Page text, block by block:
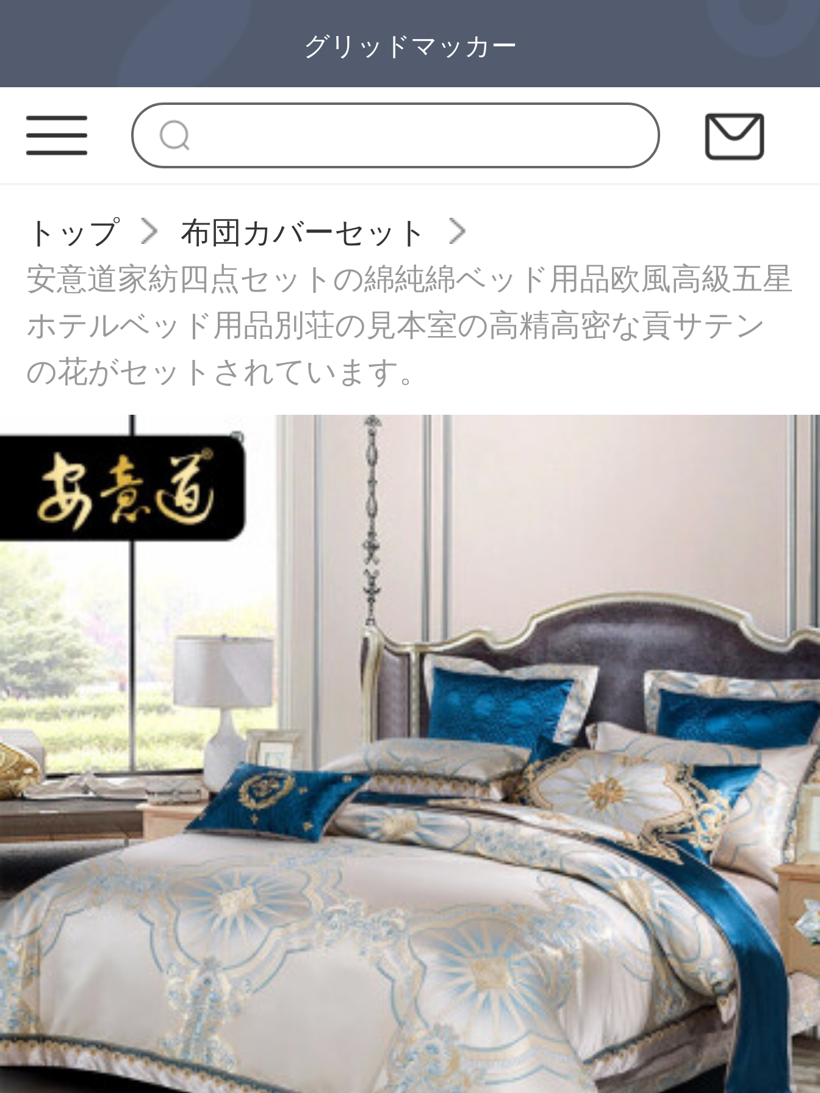
グリッドマッカー
トップ
布団カバーセット
安意道家紡四点セットの綿純綿ベッド用品欧風高級五星
ホテルベッド用品別荘の見本室の高精高密な貢サテン
の花がセットされています。